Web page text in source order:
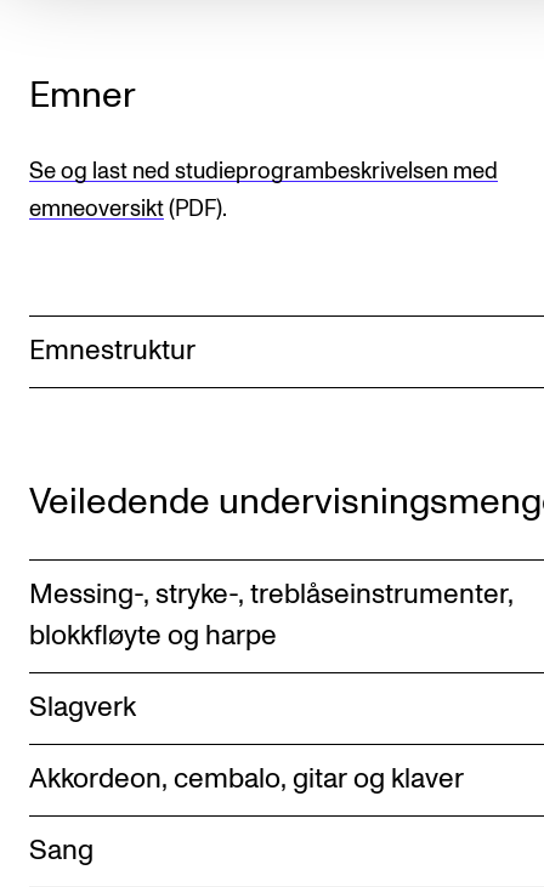
Emner
Se og last ned studieprogrambeskrivelsen med
emneoversikt (PDF).
Emnestruktur
Veiledende
Messing-, stryke-, treblåseinstrumenter,
blokkfløyte og harpe
Slagverk
Akkordeon, cembalo, gitar og klaver
Sang